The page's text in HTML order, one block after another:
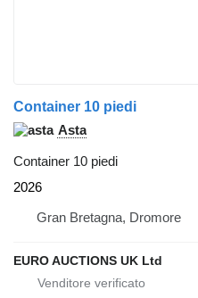
Container 10 piedi
Asta
Container 10 piedi
2026
Gran Bretagna, Dromore
EURO AUCTIONS UK Ltd